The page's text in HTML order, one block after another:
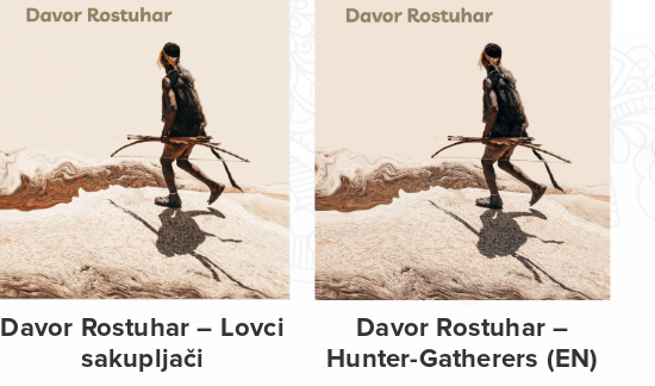
Davor Rostuhar – Lovci
sakupljači
Davor Rostuhar –
Hunter-Gatherers (EN)